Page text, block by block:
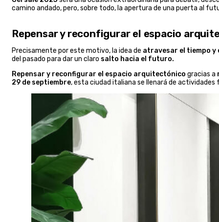
camino andado, pero, sobre todo, la apertura de una puerta al
Repensar y reconfigurar el espacio
Precisamente por este motivo, la idea de atravesar el tiempo y
del pasado para dar un claro salto hacia el futuro.
Repensar y reconfigurar el espacio arquitectónico gracias a
29 de septiembre, esta ciudad italiana se llenará de